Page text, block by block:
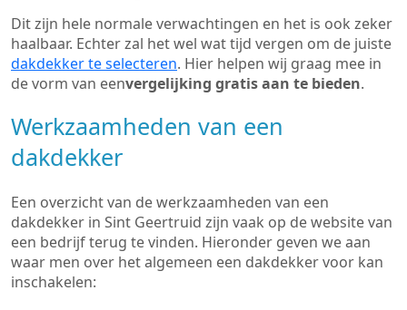
Dit zijn hele normale verwachtingen en het is ook zeker
haalbaar. Echter zal het wel wat tijd vergen om de juiste
dakdekker te selecteren. Hier helpen wij graag mee in
de vorm van eenvergelijking gratis aan te bieden.
Werkzaamheden van een
dakdekker
Een overzicht van de werkzaamheden van een
dakdekker in Sint Geertruid zijn vaak op de website van
een bedrijf terug te vinden. Hieronder geven we aan
waar men over het algemeen een dakdekker voor kan
inschakelen: